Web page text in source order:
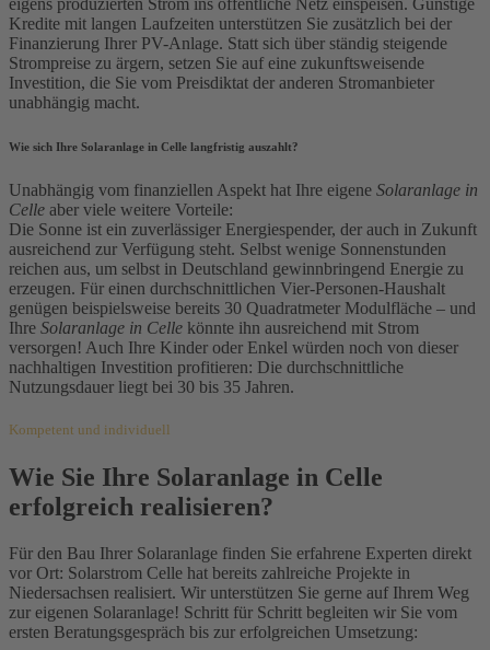
Kredite mit langen Laufzeiten unterstützen Sie zusätzlich bei der
Finanzierung Ihrer PV-Anlage. Statt sich über ständig steigende
Strompreise zu ärgern, setzen Sie auf eine zukunftsweisende
Investition, die Sie vom Preisdiktat der anderen Stromanbieter
unabhängig macht.
Wie sich Ihre Solaranlage in Celle langfristig auszahlt?
Unabhängig vom finanziellen Aspekt hat Ihre eigene Solaranlage in
Celle aber viele weitere Vorteile:
Die Sonne ist ein zuverlässiger Energiespender, der auch in Zukunft
ausreichend zur Verfügung steht. Selbst wenige Sonnenstunden
reichen aus, um selbst in Deutschland gewinnbringend Energie zu
erzeugen. Für einen durchschnittlichen Vier-Personen-Haushalt
genügen beispielsweise bereits 30 Quadratmeter Modulfläche – und
Ihre Solaranlage in Celle könnte ihn ausreichend mit Strom
versorgen! Auch Ihre Kinder oder Enkel würden noch von dieser
nachhaltigen Investition profitieren: Die durchschnittliche
Nutzungsdauer liegt bei 30 bis 35 Jahren.
Kompetent und individuell
Wie Sie Ihre Solaranlage in Celle
erfolgreich realisieren?
Für den Bau Ihrer Solaranlage finden Sie erfahrene Experten direkt
vor Ort: Solarstrom Celle hat bereits zahlreiche Projekte in
Niedersachsen realisiert. Wir unterstützen Sie gerne auf Ihrem Weg
zur eigenen Solaranlage! Schritt für Schritt begleiten wir Sie vom
ersten Beratungsgespräch bis zur erfolgreichen Umsetzung: